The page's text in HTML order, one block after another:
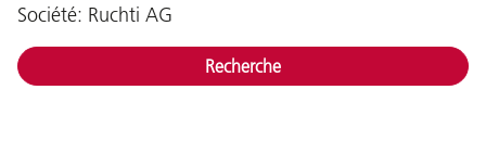
Société: Ruchti AG
Recherche